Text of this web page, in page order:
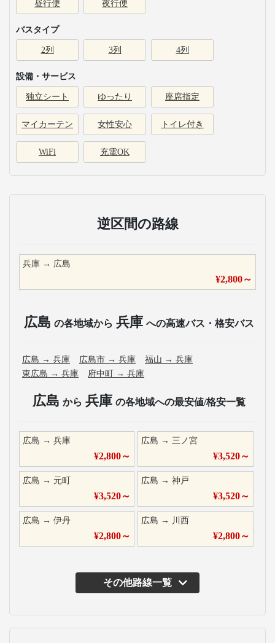
昼行便 夜行便
バスタイプ
2列 3列 4列
設備・サービス
独立シート ゆったり 座席指定
マイカーテン 女性安心 トイレ付き
WiFi 充電OK
逆区間の路線
兵庫 → 広島
¥2,800～
広島 の各地域から 兵庫 への高速バス・格安バス
広島 → 兵庫 広島市 → 兵庫 福山 → 兵庫
東広島 → 兵庫 府中町 → 兵庫
広島 から 兵庫 の各地域への最安値/格安一覧
広島 → 兵庫
¥2,800～
広島 →三ノ宮
¥3,520～
広島 → 元町
¥3,520～
広島 →神戸
¥3,520～
広島 → 伊丹
¥2,800～
広島 → 川西
¥2,800～
その他路線一覧